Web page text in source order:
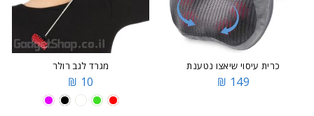
כרית עיסוי שיאצו נטענת
149 ₪
מגרד לגב רולר
10 ₪